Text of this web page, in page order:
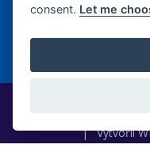
| Vytvořil
consent. Let me